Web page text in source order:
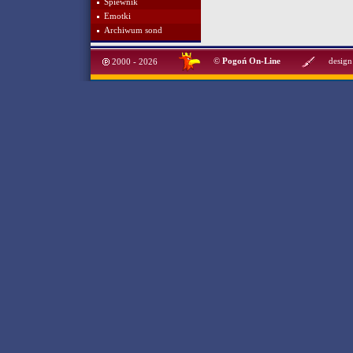
Śpiewnik
Emotki
Archiwum sond
2000 - 2026 © Pogoń On-Line